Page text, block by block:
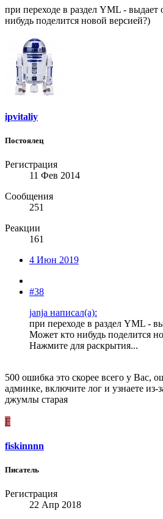
при переходе в раздел YML -
нибудь поделится новой версией?)
ipvitaliy
Постоялец
Регистрация
11 Фев 2014
Сообщения
251
Реакции
161
4 Июн 2019
#38
janja написал(а):
при переходе в раздел YML -
Может кто нибудь поделится
Нажмите для раскрытия...
500 ошибка это скорее всего у Вас,
админке, включите лог и узнаете из-
джумлы старая
F
fiskinnnn
Писатель
Регистрация
22 Апр 2018